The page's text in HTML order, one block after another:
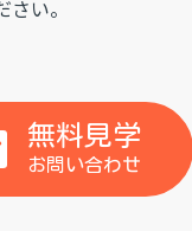
い。
無料見学
お問い合わせ